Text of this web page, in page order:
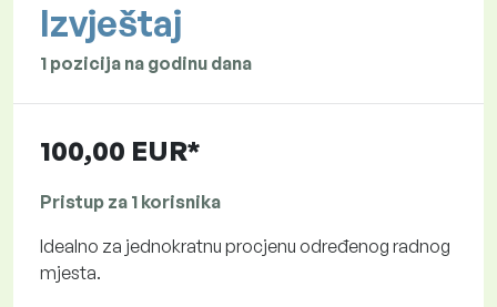
Izvještaj
1 pozicija na godinu dana
100,00 EUR*
Pristup za 1 korisnika
Idealno za jednokratnu procjenu određenog radnog
mjesta.